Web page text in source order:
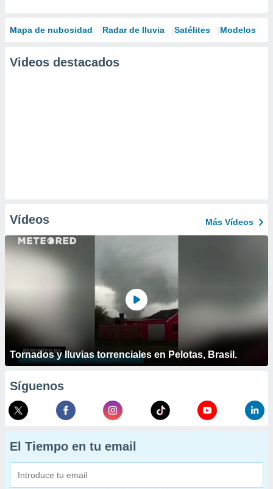
Mapa de nubosidad Radar de lluvia Satélites Modelos
Videos destacados
Vídeos Más Vídeos
Tornados y lluvias torrenciales en Pelotas, Brasil.
Síguenos
El Tiempo en tu email